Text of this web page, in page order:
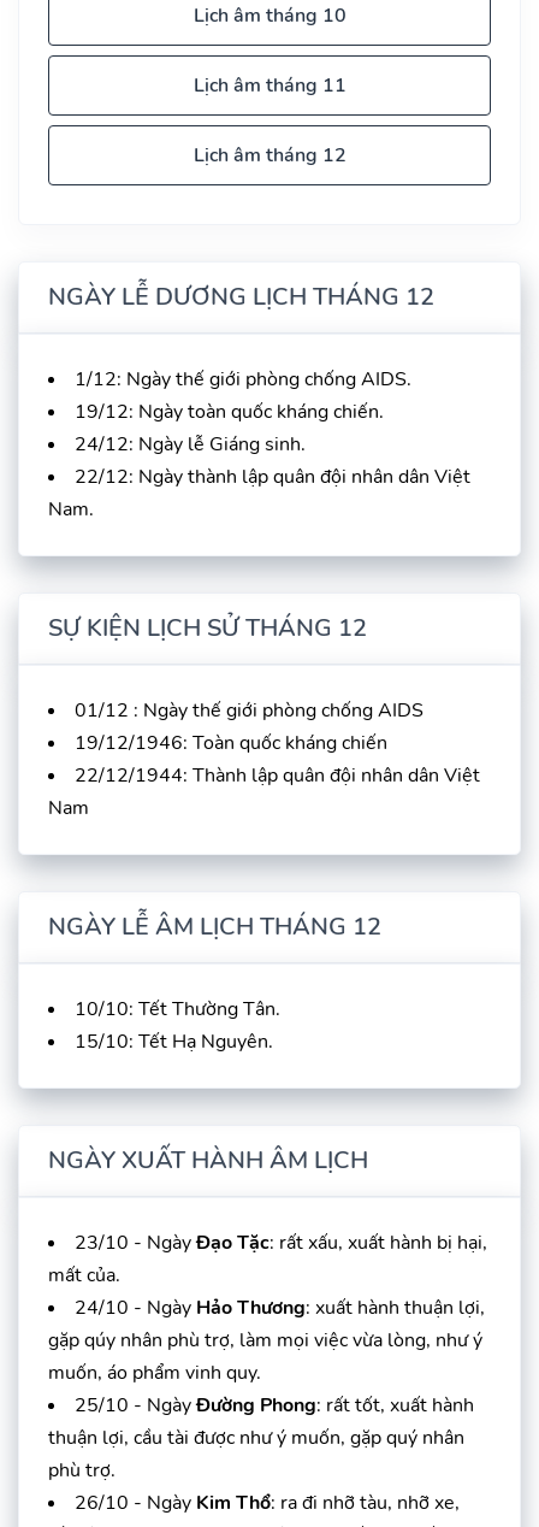
Lịch âm tháng 10
Lịch âm tháng 11
Lịch âm tháng 12
NGÀY LỄ DƯƠNG LỊCH THÁNG 12
1/12: Ngày thế giới phòng chống AIDS.
19/12: Ngày toàn quốc kháng chiến.
24/12: Ngày lễ Giáng sinh.
22/12: Ngày thành lập quân đội nhân dân Việt
Nam.
SỰ KIỆN LỊCH SỬ THÁNG 12
01/12 : Ngày thế giới phòng chống AIDS
19/12/1946: Toàn quốc kháng chiến
22/12/1944: Thành lập quân đội nhân dân Việt
Nam
NGÀY LỄ ÂM LỊCH THÁNG 12
10/10: Tết Thường Tân.
15/10: Tết Hạ Nguyên.
NGÀY XUẤT HÀNH ÂM LỊCH
23/10 - NgàyĐạo Tặc: rất xấu, xuất hành bị hại,
mất của.
24/10 - Ngày Hảo Thương: xuất hành thuận lợi,
gặp qúy nhân phù trợ, làm mọi việc vừa lòng, như ý
muốn, áo phẩm vinh quy.
25/10 - NgàyĐường Phong: rất tốt, xuất hành
thuận lợi, cầu tài được như ý muốn, gặp quý nhân
phù trợ.
26/10 - Ngày Kim Thổ: ra đi nhỡ tàu, nhỡ xe,